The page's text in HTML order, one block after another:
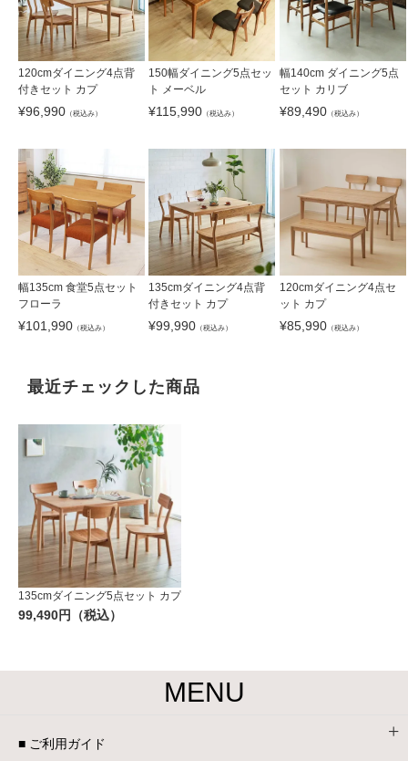
120cmダイニング4点背
付きセット カプ
¥96,990 （税込み）
150幅ダイニング5点セッ
ト メーベル
¥115,990 （税込み）
幅140cm ダイニング5点
セット カリブ
¥89,490（税込み）
幅135cm 食堂5点セット
フローラ
¥101,990 （税込み）
135cmダイニング4点背
付きセット カプ
¥99,990 （税込み）
120cmダイニング4点セ
ット カプ
¥85,990（税込み）
最近チェックした商品
135cmダイニング5点セット カプ
99,490円（税込）
MENU
■ ご利用ガイド